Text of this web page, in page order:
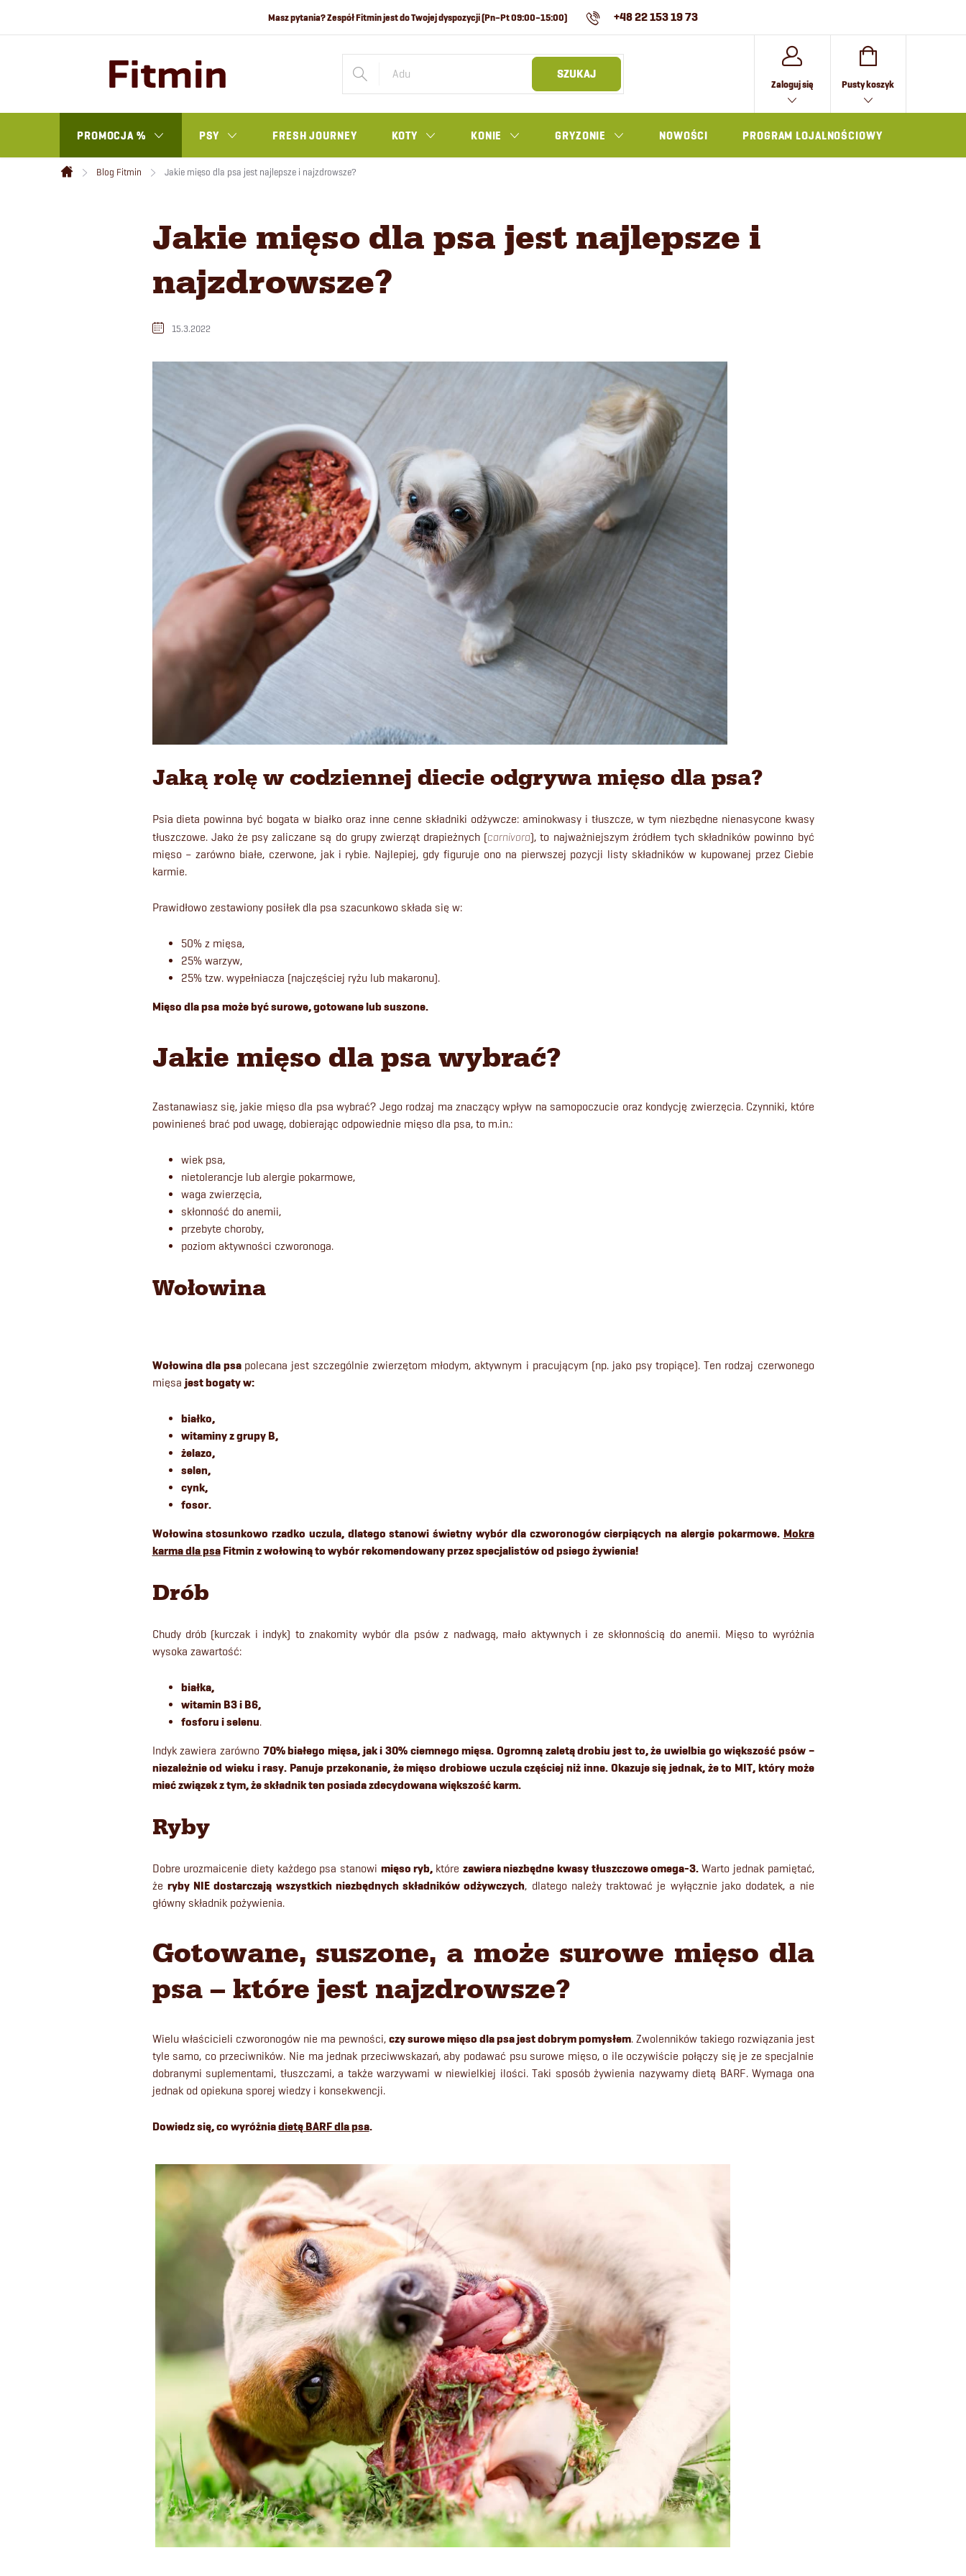
+48 22 153 19 73
SZUKAJ
Zaloguj się KOSZYK
Pusty koszyk
PROMOCJA % PSY FRESH JOURNEY KOTY KONIE GRYZONIE NOWOŚCI PROGRAM LOJALNOŚCIOWY
Home
Blog Fitmin Jakie mięso dla psa jest najlepsze i najzdrowsze?
Jakie mięso dla psa jest najlepsze i
najzdrowsze?
15.3.2022
Jaką rolę w codziennej diecie odgrywa mięso dla psa?
Psia dieta powinna być bogata w białko oraz inne cenne składniki odżywcze: aminokwasy i tłuszcze, w tym niezbędne nienasycone kwasy
tłuszczowe. Jako że psy zaliczane są do grupy zwierząt drapieżnych (carnivora), to najważniejszym źródłem tych składników powinno być
mięso – zarówno białe, czerwone, jak i rybie. Najlepiej, gdy figuruje ono na pierwszej pozycji listy składników w kupowanej przez Ciebie
karmie.
Prawidłowo zestawiony posiłek dla psa szacunkowo składa się w:
50% z mięsa,
25% warzyw,
25% tzw. wypełniacza (najczęściej ryżu lub makaronu).
Mięso dla psa może być surowe, gotowane lub suszone.
Jakie mięso dla psa wybrać?
Zastanawiasz się, jakie mięso dla psa wybrać? Jego rodzaj ma znaczący wpływ na samopoczucie oraz kondycję zwierzęcia. Czynniki, które
powinieneś brać pod uwagę, dobierając odpowiednie mięso dla psa, to m.in.:
wiek psa,
nietolerancje lub alergie pokarmowe,
waga zwierzęcia,
skłonność do anemii,
przebyte choroby,
poziom aktywności czworonoga.
Wołowina
Wołowina dla psa polecana jest szczególnie zwierzętom młodym, aktywnym i pracującym (np. jako psy tropiące). Ten rodzaj czerwonego
mięsa jest bogaty w:
białko,
witaminy z grupy B,
żelazo,
selen,
cynk,
fosor.
Wołowina stosunkowo rzadko uczula, dlatego stanowi świetny wybór dla czworonogów cierpiących na alergie pokarmowe. Mokra
karma dla psaFitmin z wołowiną to wybór rekomendowany przez specjalistów od psiego żywienia!
Drób
Chudy drób (kurczak i indyk) to znakomity wybór dla psów z nadwagą, mało aktywnych i ze skłonnością do anemii. Mięso to wyróżnia
wysoka zawartość:
białka,
witamin B3 i B6,
fosforu i selenu.
Indyk zawiera zarówno 70% białego mięsa, jak i 30% ciemnego mięsa. Ogromną zaletą drobiu jest to, że uwielbia go większość psów –
niezależnie od wieku i rasy. Panuje przekonanie, że mięso drobiowe uczula częściej niż inne. Okazuje się jednak, że to MIT, który może
mieć związek z tym, że składnik ten posiada zdecydowana większość karm.
Ryby
Dobre urozmaicenie diety każdego psa stanowi mięso ryb, które zawiera niezbędne kwasy tłuszczowe omega-3. Warto jednak pamiętać,
że ryby NIE dostarczają wszystkich niezbędnych składników odżywczych, dlatego należy traktować je wyłącznie jako dodatek, a nie
główny składnik pożywienia.
Gotowane, suszone, a może surowe mięso dla
psa – które jest najzdrowsze?
Wielu właścicieli czworonogów nie ma pewności, czy surowe mięso dla psa jest dobrym pomysłem. Zwolenników takiego rozwiązania jest
tyle samo, co przeciwników. Nie ma jednak przeciwwskazań, aby podawać psu surowe mięso, o ile oczywiście połączy się je ze specjalnie
dobranymi suplementami, tłuszczami, a także warzywami w niewielkiej ilości. Taki sposób żywienia nazywamy dietą BARF. Wymaga ona
jednak od opiekuna sporej wiedzy i konsekwencji.
Dowiedz się, co wyróżniadietę BARF dla psa.